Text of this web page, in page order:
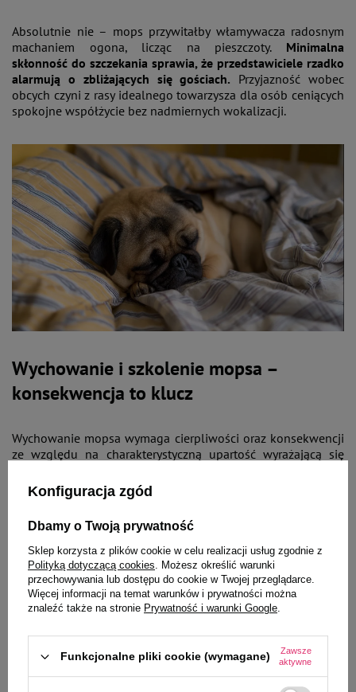
Absolutnie nie – mops przywitałby włamywacza radosnym
machaniem ogona, licząc na pieszczoty. Minimalna
skłonność do szczekania sprawia, że przedstawiciele rzadko
alarmują o zbliżających się gościach. Przyjazność wobec
obcych czyni z rasy idealnego towarzysza dla osób ceniących
spokojne współżycie bez nadmiernych wokalizacji.
Wychowanie i szkolenie mopsa –
konsekwencja to klucz
Wychowanie mopsa wymaga cierpliwości oraz konsekwencji
ze względu na charakterystyczną upartość wyrażającą się
przyswajanie komend, jednak motywacja do ich
wykonywania zależy od nastroju psa.
Socjalizacja szczeniaka mopsa
Okres między 8. a 16. tygodniem życia determinuje
kształtowanie postaw, wymagając ekspozycji na
ludźmi, kontakt z innymi psami oraz ekspozycja na hałasy
miejskie eliminują nieśmiałość.Naturalna towarzyskość
Konfiguracja zgód
Dbamy o Twoją prywatność
Sklep korzysta z plików cookie w celu realizacji usług zgodnie z
Polityką dotyczącą cookies. Możesz określić warunki
przechowywania lub dostępu do cookie w Twojej przeglądarce.
Więcej informacji na temat warunków i prywatności można
znaleźć także na stronie Prywatność i warunki Google.
Funkcjonalne pliki cookie (wymagane)
Zawsze
aktywne